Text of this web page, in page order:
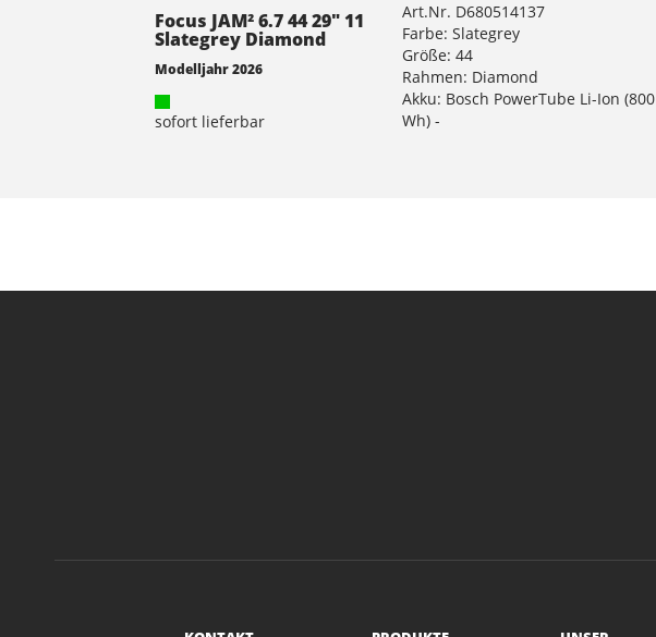
Focus JAM² 6.7 44 29" 11
Slategrey Diamond
Modelljahr 2026
sofort lieferbar
Art.Nr. D680514137
Farbe: Slategrey
Größe: 44
Rahmen: Diamond
Akku: Bosch PowerTube Li-Ion (800
Wh) -